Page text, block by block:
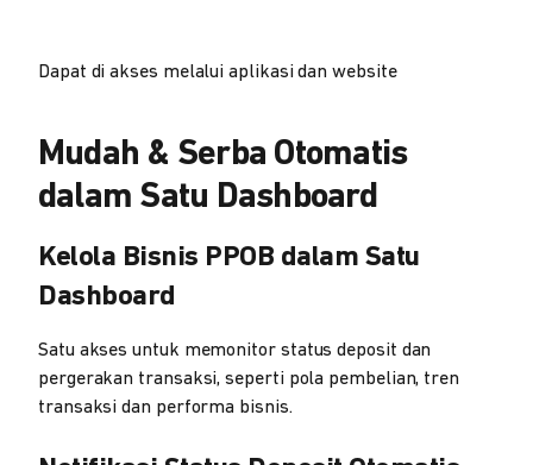
Dapat di akses melalui aplikasi dan website
Mudah & Serba Otomatis
dalam Satu Dashboard
Kelola Bisnis PPOB dalam Satu
Dashboard
Satu akses untuk memonitor status deposit dan
pergerakan transaksi, seperti pola pembelian, tren
transaksi dan performa bisnis.